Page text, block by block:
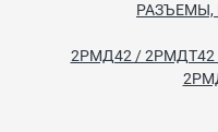
РАЗЪЕМЫ,
2РМД42 /